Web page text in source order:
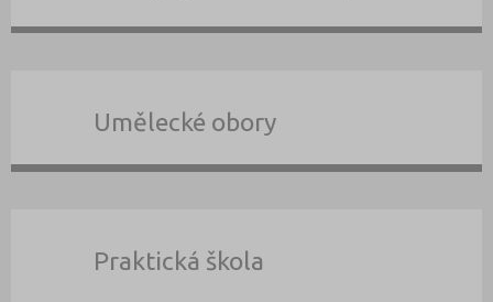
Umělecké obory
Praktická škola